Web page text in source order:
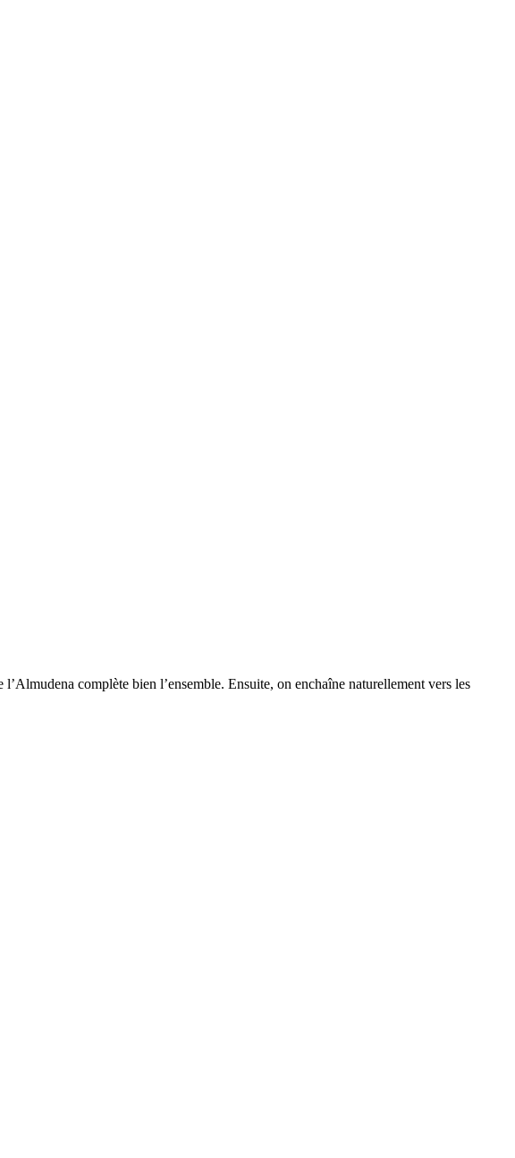
complète bien l’ensemble. Ensuite, on enchaîne naturellement vers les